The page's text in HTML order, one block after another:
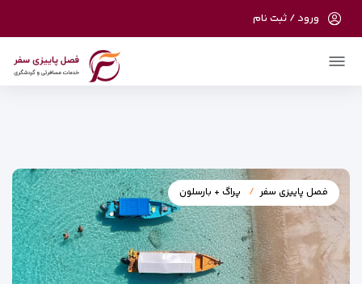
در حال حاضر ارتباط با سرور قطع می باشد لطفا
ورود / ثبت نام
فصل پاییزی سفر پراگ + بارسلون